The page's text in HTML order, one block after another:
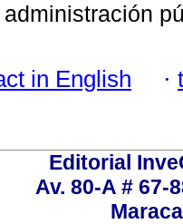
administración
in English ·
Editorial
Av. 80-A # 67-